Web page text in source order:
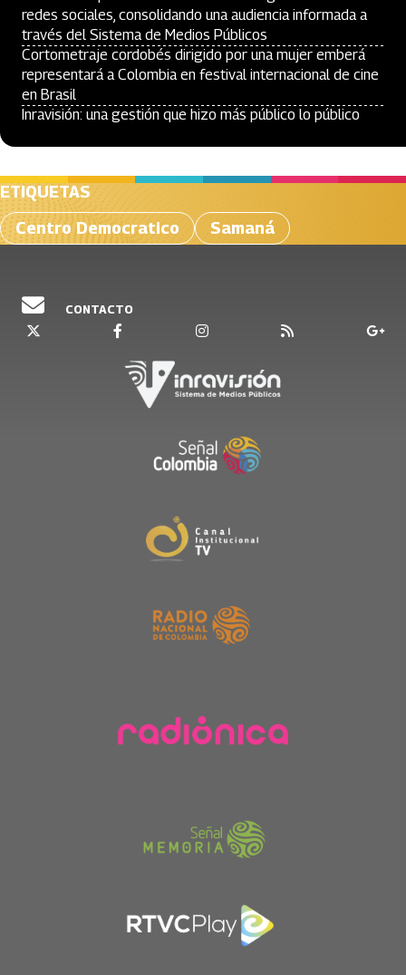
redes sociales, consolidando una audiencia informada a
través del Sistema de Medios Públicos
Cortometraje cordobés dirigido por una mujer emberá
representará a Colombia en festival internacional de cine
en Brasil
Inravisión: una gestión que hizo más público lo público
ETIQUETAS
Centro Democratico
Samaná
CONTACTO